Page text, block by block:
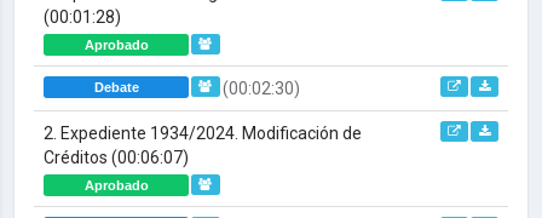
(00:01:28)
Aprobado
Debate (00:02:30)
2. Expediente 1934/2024. Modificación de
Créditos (00:06:07)
Aprobado